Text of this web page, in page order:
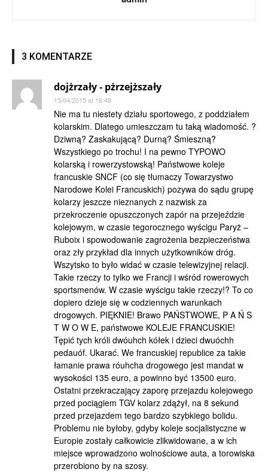
3 KOMENTARZE
dojżrzały - pżrzejższały
15/04/2015 at 16:48
Nie ma tu niestety działu sportowego, z poddziałem
kolarskim. Dlatego umieszczam tu taką wiadomość. ?
Dziwną? Zaskakującą? Durną? Śmieszną?
Wszystkiego po trochu! I na pewno TYPOWO
kolarską i rowerzystowską! Państwowe koleje
francuskie SNCF (co się tłumaczy Towarzystwo
Narodowe Kolei Francuskich) pozywa do sądu grupę
kolarzy jeszcze nieznanych z nazwisk za
przekroczenie opuszczonych zapór na przejeździe
kolejowym, w czasie tegorocznego wyścigu Paryż –
Ruboix i spowodowanie zagrożenia bezpieczeństwa
oraz zły przykład dla innych użytkowników dróg.
Wszytsko to było widać w czasie telewizyjnej relacji.
Takie rzeczy to tylko we Francji i wśród rowerowych
sportsmenów. W czasie wyścigu takie rzeczy!? To co
dopiero dzieje się w codziennych warunkach
drogowych. PIĘKNIE! Brawo PAŃSTWOWE, P A Ń S
T W O W E, państwowe KOLEJE FRANCUSKIE!
Tępić tych króli dwóuhch kółek i dzieci dwuóchh
pedauóf. Ukarać. We francuskiej republice za takie
łamanie prawa róuhcha drogowego jest mandat w
wysokości 135 euro, a powinno być 13500 euro.
Ostatni przekraczający zaporę przejazdu kolejowego
przed pociągiem TGV kolarz zdążył, na 8 sekund
przed przejazdem tego bardzo szybkiego bolidu.
Problemu nie byłoby, gdyby koleje socjalistyczne w
Europie zostały całkowicie zlikwidowane, a w ich
miejsce wprowadzono wolnościowe auta, a torowiska
przerobiono by na szosy.